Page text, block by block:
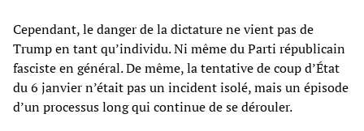
Cependant, le danger de la dictature ne vient pas de
Trump en tant qu’individu. Ni même du Parti républicain
fasciste en général. De même, la tentative de coup d’État
du 6 janvier n’était pas un incident isolé, mais un épisode
d’un processus long qui continue de se dérouler.